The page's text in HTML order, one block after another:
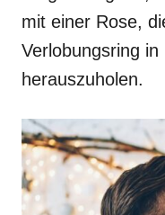
mit einer Rose,
Verlobungsring
herauszuholen.